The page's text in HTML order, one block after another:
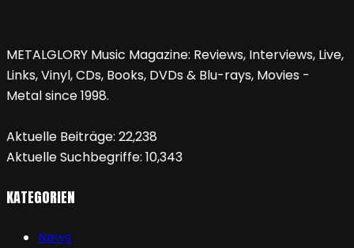
METALGLORY Music Magazine: Reviews, Interviews, Live,
Links, Vinyl, CDs, Books, DVDs & Blu-rays, Movies -
Metal since 1998.
Aktuelle Beiträge: 22,238
Aktuelle Suchbegriffe: 10,343
KATEGORIEN
News